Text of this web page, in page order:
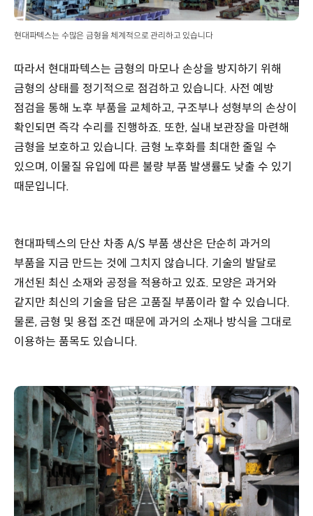
현대파텍스는 수많은 금형을 체계적으로 관리하고 있습니다
따라서 현대파텍스는 금형의 마모나 손상을 방지하기 위해
금형의 상태를 정기적으로 점검하고 있습니다. 사전 예방
점검을 통해 노후 부품을 교체하고, 구조부나 성형부의 손상이
확인되면 즉각 수리를 진행하죠. 또한, 실내 보관장을 마련해
금형을 보호하고 있습니다. 금형 노후화를 최대한 줄일 수
있으며, 이물질 유입에 따른 불량 부품 발생률도 낮출 수 있기
때문입니다.
현대파텍스의 단산 차종 A/S 부품 생산은 단순히 과거의
부품을 지금 만드는 것에 그치지 않습니다. 기술의 발달로
개선된 최신 소재와 공정을 적용하고 있죠. 모양은 과거와
같지만 최신의 기술을 담은 고품질 부품이라 할 수 있습니다.
물론, 금형 및 용접 조건 때문에 과거의 소재나 방식을 그대로
이용하는 품목도 있습니다.